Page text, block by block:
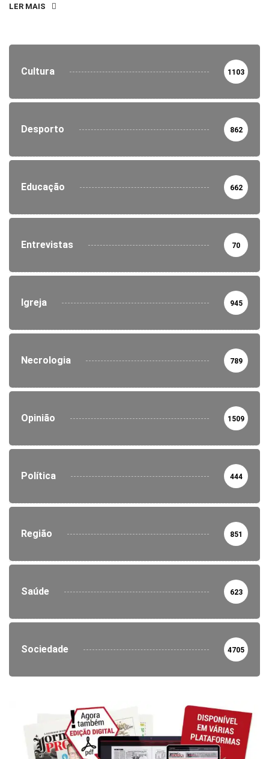
LER MAIS
Cultura 1103
Desporto 862
Educação 662
Entrevistas 70
Igreja 945
Necrologia 789
Opinião 1509
Política 444
Região 851
Saúde 623
Sociedade 4705